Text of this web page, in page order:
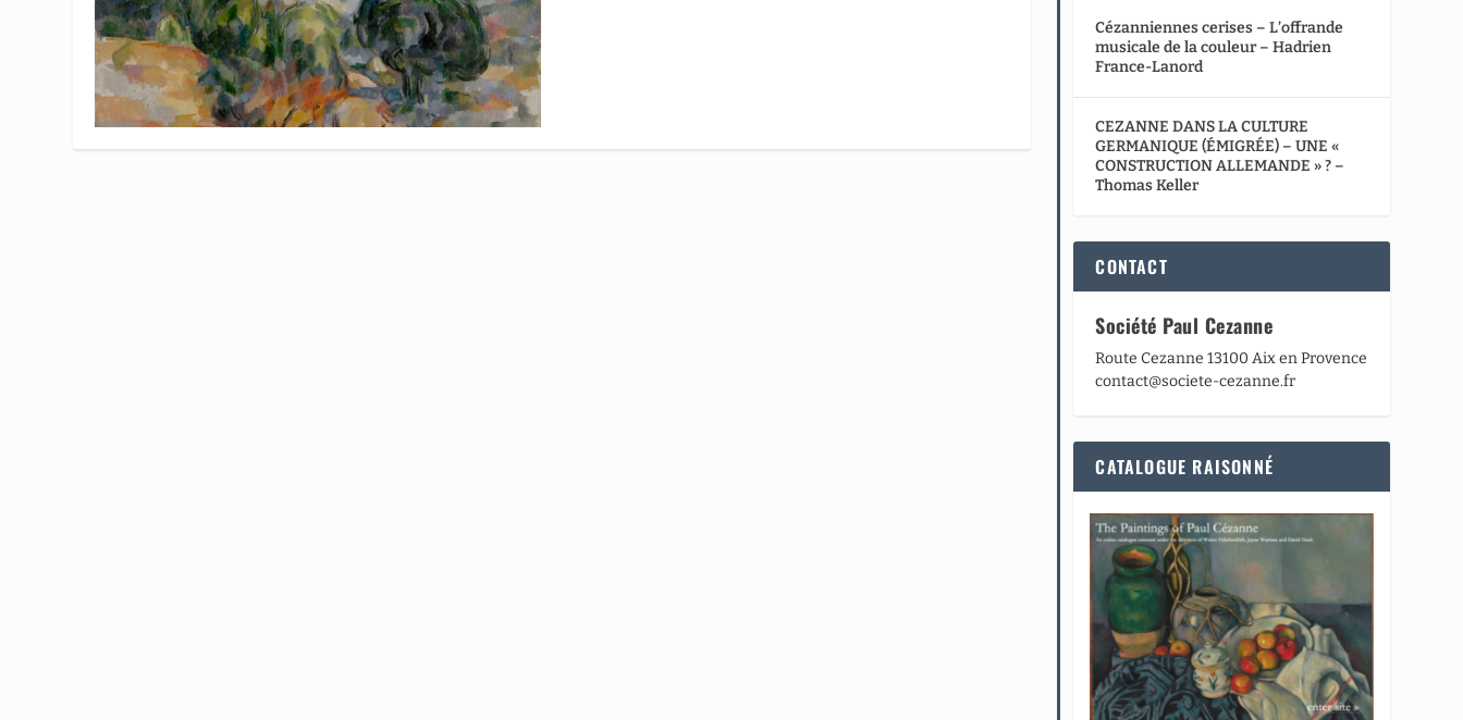
Cézanniennes cerises – L’offrande
musicale de la couleur – Hadrien
France-Lanord
CEZANNE DANS LA CULTURE
GERMANIQUE (ÉMIGRÉE) – UNE «
CONSTRUCTION ALLEMANDE » ? –
Thomas Keller
CONTACT
Société Paul Cezanne
Route Cezanne 13100 Aix en Provence
contact@societe-cezanne.fr
CATALOGUE RAISONNÉ